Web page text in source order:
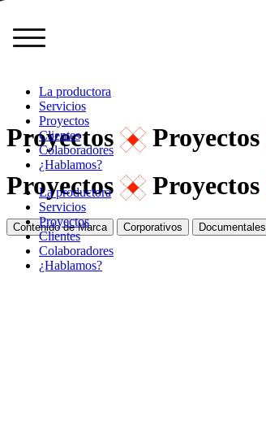
La productora
Servicios
Proyectos
Clientes
Colaboradores
¿Hablamos?
La productora
Servicios
Proyectos
Clientes
Colaboradores
¿Hablamos?
Proyectos Proyectos
Proyectos
Proyectos
Contenido de Marca Corporativos Documentales